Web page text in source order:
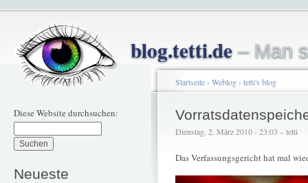
blog.tetti.de– Man
Diese Website durchsuchen:
Neueste
Startseite› Weblog› tetti's blog
Dienstag, 2. März 2010 - 23:03 – tetti
Das Verfassungsgericht hat mal